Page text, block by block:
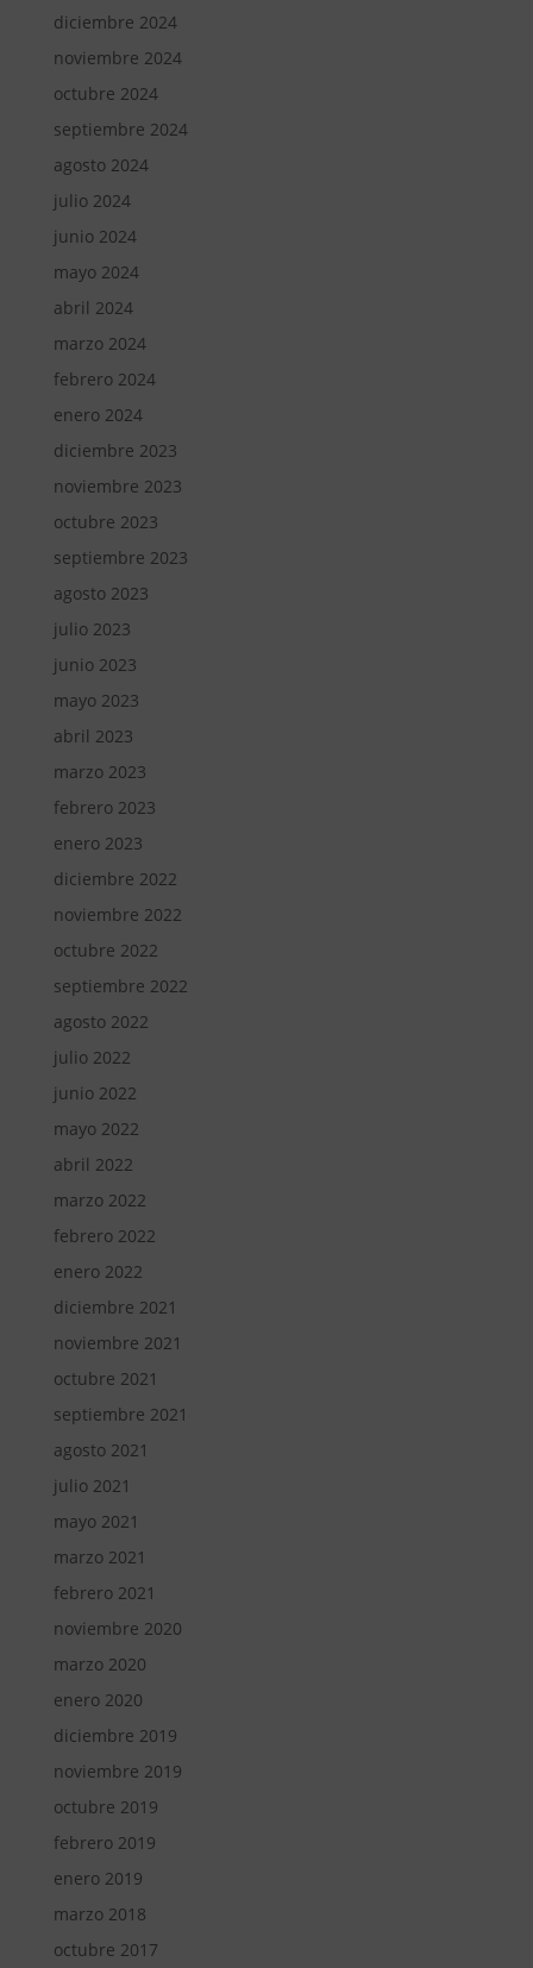
diciembre 2024
noviembre 2024
octubre 2024
septiembre 2024
agosto 2024
julio 2024
junio 2024
mayo 2024
abril 2024
marzo 2024
febrero 2024
enero 2024
diciembre 2023
noviembre 2023
octubre 2023
septiembre 2023
agosto 2023
julio 2023
junio 2023
mayo 2023
abril 2023
marzo 2023
febrero 2023
enero 2023
diciembre 2022
noviembre 2022
octubre 2022
septiembre 2022
agosto 2022
julio 2022
junio 2022
mayo 2022
abril 2022
marzo 2022
febrero 2022
enero 2022
diciembre 2021
noviembre 2021
octubre 2021
septiembre 2021
agosto 2021
julio 2021
mayo 2021
marzo 2021
febrero 2021
noviembre 2020
marzo 2020
enero 2020
diciembre 2019
noviembre 2019
octubre 2019
febrero 2019
enero 2019
marzo 2018
octubre 2017